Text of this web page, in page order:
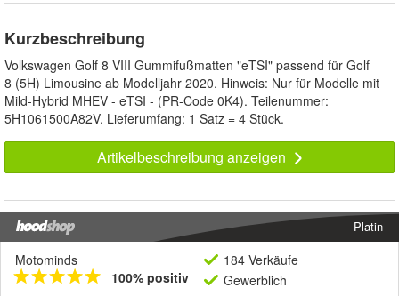
Kurzbeschreibung
Volkswagen Golf 8 VIII Gummifußmatten "eTSI" passend für Golf
8 (5H) Limousine ab Modelljahr 2020. Hinweis: Nur für Modelle mit
Mild-Hybrid MHEV - eTSI - (PR-Code 0K4). Teilenummer:
5H1061500A82V. Lieferumfang: 1 Satz = 4 Stück.
Artikelbeschreibung anzeigen
Platin
Motominds
100% positiv
184 Verkäufe
Gewerblich